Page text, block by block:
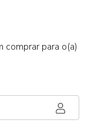
para o(a)